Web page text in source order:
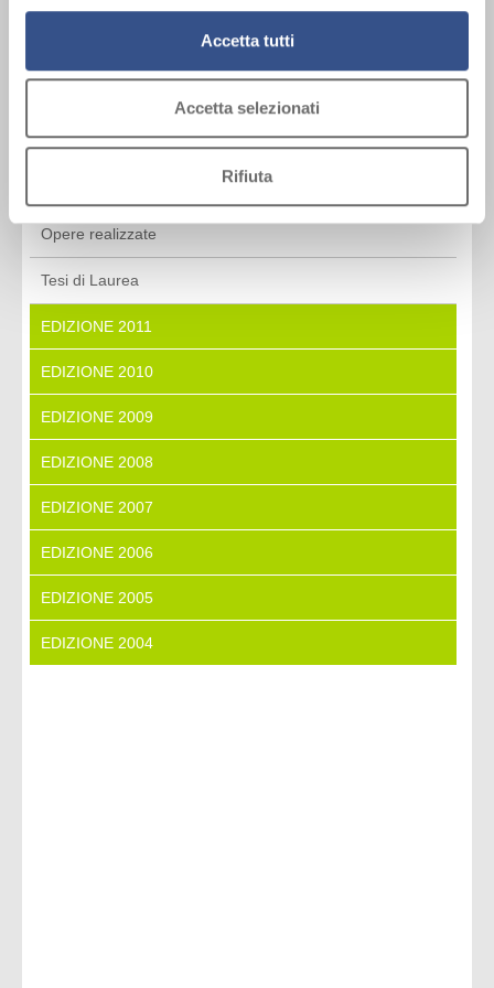
attivi).
Accetta tutti
Accetta selezionati
Rifiuta
EDIZIONE 2016
EDIZIONE 2013
Opere realizzate
Tesi di Laurea
EDIZIONE 2011
EDIZIONE 2010
EDIZIONE 2009
EDIZIONE 2008
EDIZIONE 2007
EDIZIONE 2006
EDIZIONE 2005
EDIZIONE 2004